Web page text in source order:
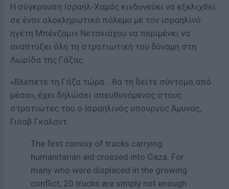
Η σύγκρουση Ισραήλ-Χαμάς κινδυνεύει να εξελιχθεί
σε έναν ολοκληρωτικό πόλεμο με τον ισραηλινό
ηγέτη Μπένζαμιν Νετανιάχου να περιμένει να
αναπτύξει όλη τη στρατιωτική του δύναμη στη
Λωρίδα της Γάζας.
«Βλέπετε τη Γάζα τώρα… θα τη δείτε σύντομα από
μέσα», έχει δηλώσει απευθυνόμενος στους
στρατιώτες του ο Ισραηλινός υπουργός Άμυνας,
Γιόαβ Γκαλαντ.
The first convoy of trucks carrying
humanitarian aid crossed into Gaza. For
many who were displaced in the growing
conflict, 20 trucks are simply not enough